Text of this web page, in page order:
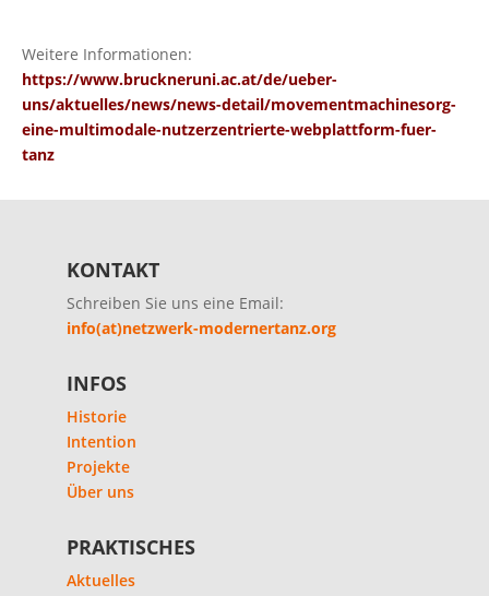
Weitere Informationen:
https://www.bruckneruni.ac.at/de/ueber-
uns/aktuelles/news/news-detail/movementmachinesorg-
eine-multimodale-nutzerzentrierte-webplattform-fuer-
tanz
KONTAKT
Schreiben Sie uns eine Email:
info(at)netzwerk-modernertanz.org
INFOS
Historie
Intention
Projekte
Über uns
PRAKTISCHES
Aktuelles